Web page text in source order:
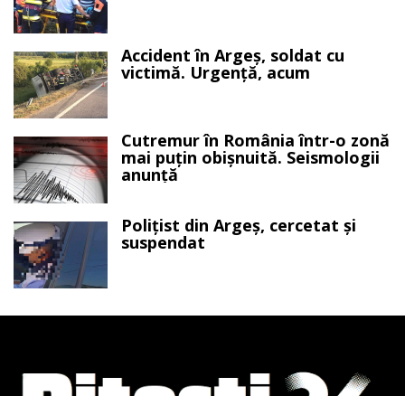
Accident în Argeș, soldat cu
victimă. Urgență, acum
Cutremur în România într-o zonă
mai puțin obișnuită. Seismologii
anunță
Polițist din Argeș, cercetat și
suspendat